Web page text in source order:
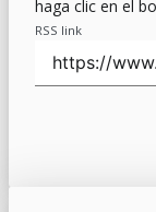
haga clic en el
RSS link